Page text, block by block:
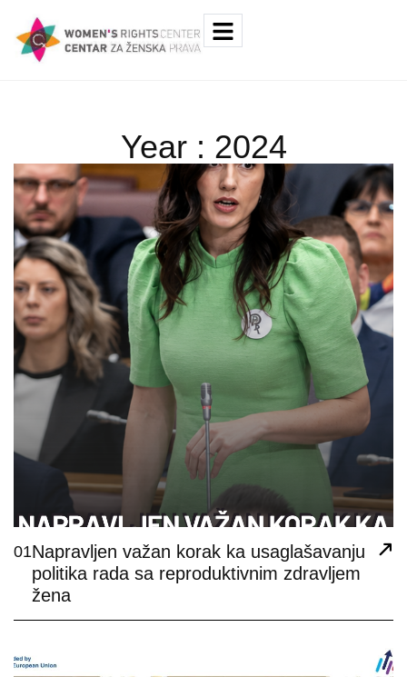
Year : 2024
01Napravljen važan korak ka usaglašavanju
politika rada sa reproduktivnim zdravljem
žena